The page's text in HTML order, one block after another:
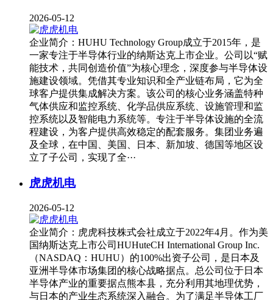
2026-05-12
企业简介：HUHU Technology Group成立于2015年，是
一家专注于半导体行业的纳斯达克上市企业。公司以“赋
能技术，共同创造价值”为核心理念，深度参与半导体设
施建设领域。凭借其专业知识和全产业链布局，它为全
球客户提供集成解决方案。该公司的核心业务涵盖特种
气体供应和监控系统、化学品供应系统、设施管理和监
控系统以及智能电力系统等。专注于半导体设施的全流
程建设，为客户提供高效稳定的配套服务。集团业务遍
及全球，在中国、美国、日本、新加坡、德国等地区设
立了子公司，实现了全···
虎虎机电
2026-05-12
企业简介：虎虎科技株式会社成立于2022年4月。作为美
国纳斯达克上市公司HUHuteCH International Group Inc.
（NASDAQ：HUHU）的100%出资子公司，是日本及
亚洲半导体市场集团的核心战略据点。总公司位于日本
半导体产业的重要据点熊本县，充分利用其地理优势，
与日本的产业生态系统深入融合。为了满足半导体工厂